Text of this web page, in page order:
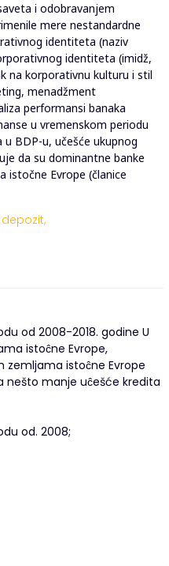
i odobravanjem
mere nestandardne
identiteta (naziv
identiteta (imidž,
na korporativnu kulturu i stil
menadžment
performansi banaka
u vremenskom periodu
BDP-u, učešće ukupnog
da su dominantne banke
istočne Evrope (članice
depozit,
od 2008-2018. godine U
istoĉne Evrope,
zemljama istoĉne Evrope
nešto manje uĉešće kredita
od. 2008;